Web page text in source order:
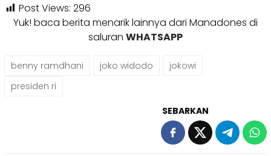
Post Views: 296
Yuk! baca berita menarik lainnya dari Manadones di
saluran WHATSAPP
benny ramdhani joko widodo
jokowi
presiden ri
SEBARKAN